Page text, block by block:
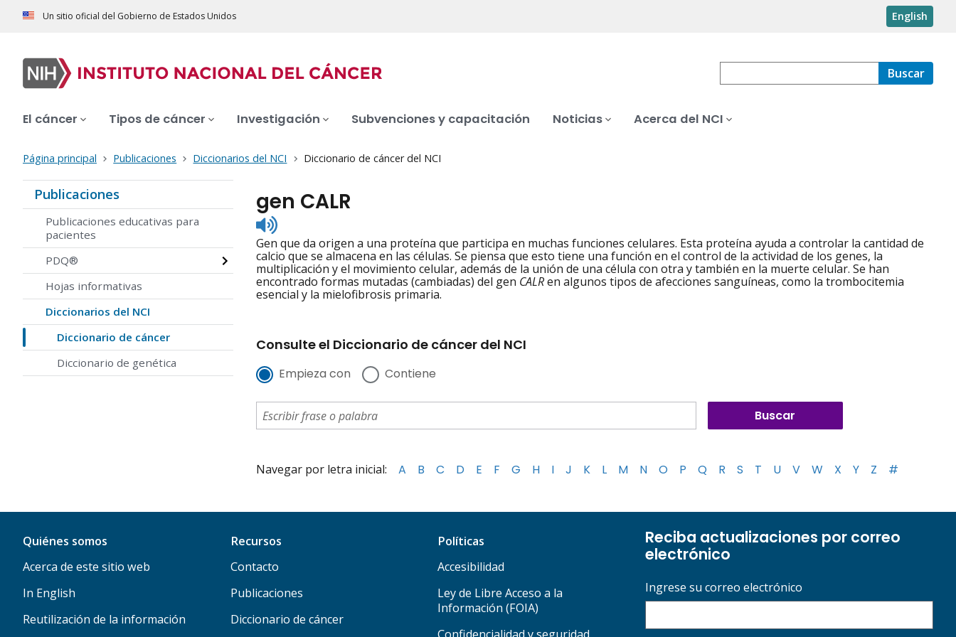
Un sitio oficial del Gobierno de Estados Unidos English
Buscar
El cáncer Tipos de cáncer Investigación Subvenciones y capacitación Noticias Acerca del NCI
Página principal Publicaciones Diccionarios del NCI Diccionario de cáncer del NCI
Publicaciones
Publicaciones educativas para
pacientes
PDQ®
Hojas informativas
Diccionarios del NCI
Diccionario de cáncer
Diccionario de genética
gen CALR
Listen
to
pronunciation
Gen que da origen a una proteína que participa en muchas funciones celulares. Esta proteína ayuda a controlar la cantidad de
calcio que se almacena en las células. Se piensa que esto tiene una función en el control de la actividad de los genes, la
multiplicación y el movimiento celular, además de la unión de una célula con otra y también en la muerte celular. Se han
encontrado formas mutadas (cambiadas) del gen CALRen algunos tipos de afecciones sanguíneas, como la trombocitemia
esencial y la mielofibrosis primaria.
Consulte el Diccionario de cáncer del NCI
Empieza con Contiene
Navegar por letra inicial: A B C D E F G H I J K L M N O P Q R S T U V W X Y Z #
Quiénes somos
Acerca de este sitio web
In English
Reutilización de la información
Recursos
Contacto
Publicaciones
Diccionario de cáncer
Políticas
Accesibilidad
Ley de Libre Acceso a la
Información (FOIA)
Reciba actualizaciones por correo
electrónico
Ingrese su correo electrónico